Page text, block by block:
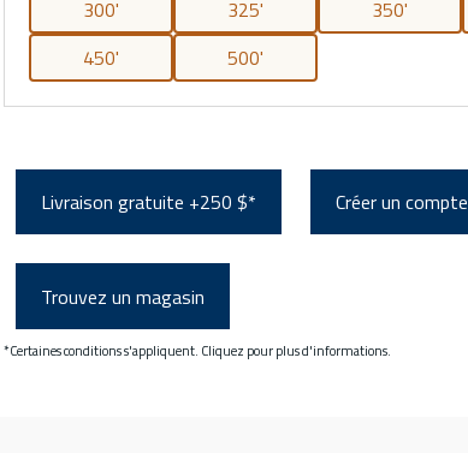
300' 325' 350'
450'
500'
Livraison gratuite +250 $* Créer un compte
Trouvez un magasin
*Certaines conditions s'appliquent. Cliquez pour plus d'informations.